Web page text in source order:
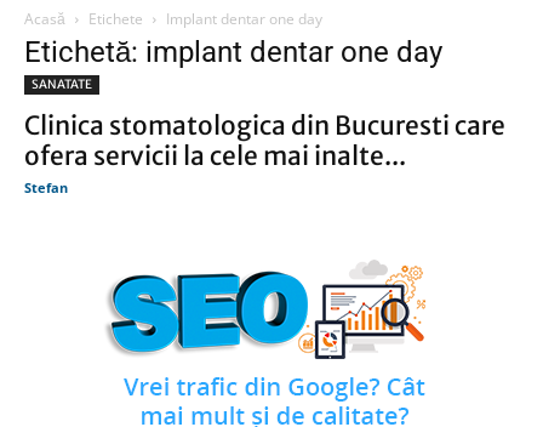
Acasă Etichete Implant dentar one day
Etichetă: implant dentar one day
SANATATE
Clinica stomatologica din Bucuresti care
ofera servicii la cele mai inalte...
Stefan